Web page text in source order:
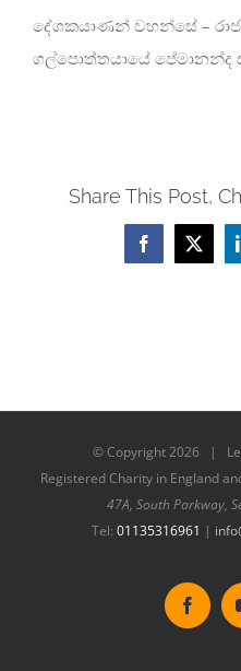
දේශකයාණන් වහන්සේ –
ගල්පොත්තයායේ පේමානන්ද
Share This Post,
Facebook
X
© Copyright2026 |
Registered Charity in England
47A, South Parkway,
Tel: 01135316961 |